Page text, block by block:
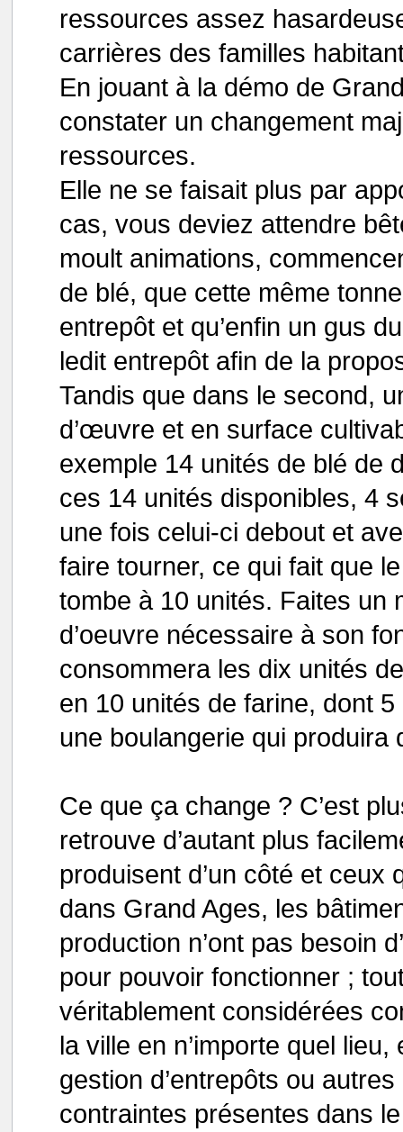
ressources assez
carrières des familles
En jouant à la démo de
constater un changement
ressources.
Elle ne se faisait plus par
cas, vous deviez attendre
moult animations,
de blé, que cette même
entrepôt et qu’enfin un gus
ledit entrepôt afin de la
Tandis que dans le second,
d’œuvre et en surface
exemple 14 unités de blé de
ces 14 unités disponibles, 4
une fois celui-ci debout et
faire tourner, ce qui fait que
tombe à 10 unités. Faites un
d’oeuvre nécessaire à son
consommera les dix unités
en 10 unités de farine, dont
une boulangerie qui produira
Ce que ça change ? C’est
retrouve d’autant plus
produisent d’un côté et ceux
dans Grand Ages, les
production n’ont pas besoin
pour pouvoir fonctionner ;
véritablement considérées
la ville en n’importe quel
gestion d’entrepôts ou
contraintes présentes dans